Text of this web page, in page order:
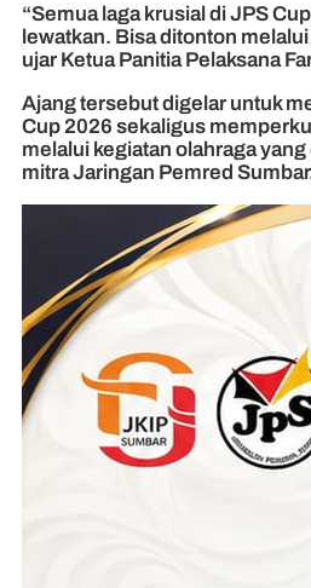
“Semua laga krusial di JPS
lewatkan. Bisa ditonton
ujar Ketua Panitia Pelaksana
Ajang tersebut digelar untuk
Cup 2026 sekaligus
melalui kegiatan olahraga
mitra Jaringan Pemred